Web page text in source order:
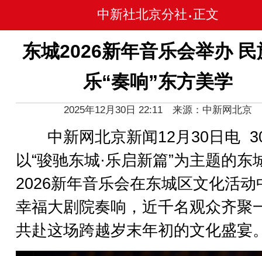
中新社北京分社 • 正文
东城2026新年音乐会举办 民
乐“奏响”东方美学
2025年12月30日 22:11 来源：中新网北京
中新网北京新闻12月30日电
以“骏驰东城·乐启新篇”为主题的东
2026新年音乐会在东城区文化活动
幸福大剧院奏响，近千名观众齐聚
共赴这场跨越岁末年初的文化盛宴